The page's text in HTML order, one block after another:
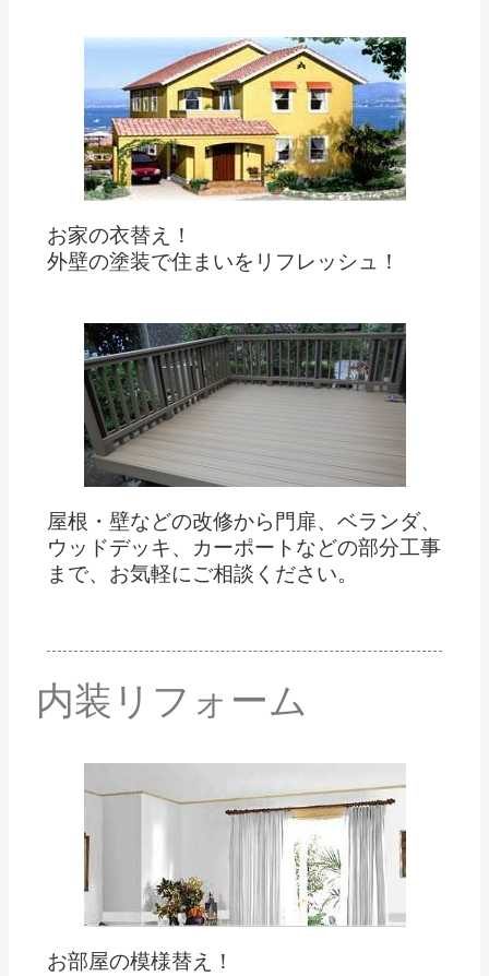
お家の衣替え！
外壁の塗装で住まいをリフレッシュ！
屋根・壁などの改修から門扉、ベランダ、
ウッドデッキ、カーポートなどの部分工事
まで、お気軽にご相談ください。
内装リフォーム
お部屋の模様替え！